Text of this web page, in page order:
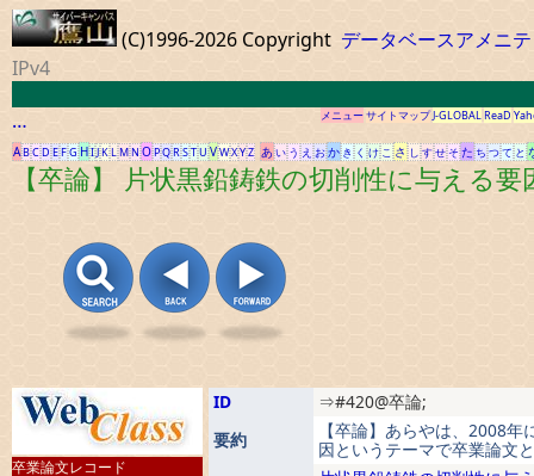
(C)1996-2026 Copyright データベースアメニ
IPv4
…
メニューサイトマップJ-GLOBALReaD
ABCD EFG HIJKLMN OPQRSTU VWXYZ あ い う え おか き く け こ さ し すせ そ た ち つて と
【卒論】 片状黒鉛鋳鉄の切削性に与える要
卒業論文レコード
ID
⇒#420@卒論;
要約
【卒論】あらやは、2008
因というテーマで卒業論文